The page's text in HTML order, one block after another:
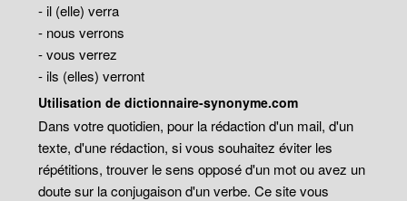
- il (elle) verra
- nous verrons
- vous verrez
- ils (elles) verront
Utilisation de dictionnaire-synonyme.com
Dans votre quotidien, pour la rédaction d'un mail, d'un
texte, d'une rédaction, si vous souhaitez éviter les
répétitions, trouver le sens opposé d'un mot ou avez un
doute sur la conjugaison d'un verbe. Ce site vous